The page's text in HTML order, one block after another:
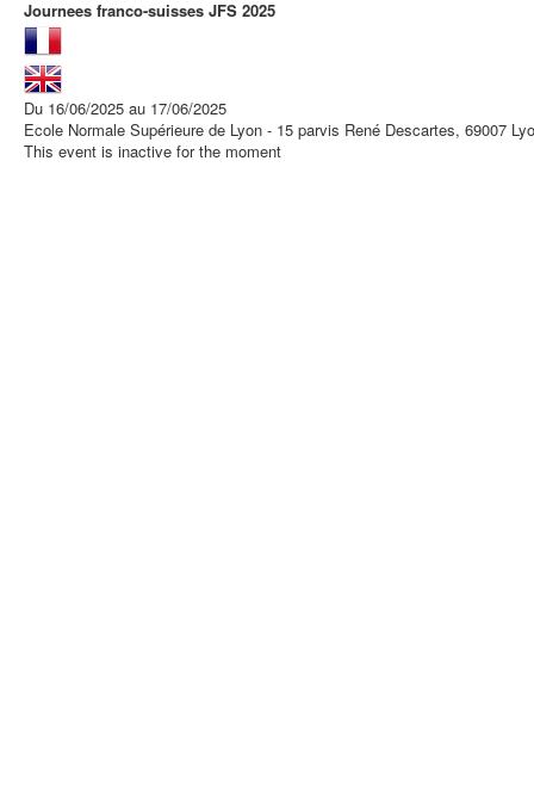
Journees franco-suisses JFS 2025
Du 16/06/2025 au 17/06/2025
Ecole Normale Supérieure de Lyon - 15 parvis René Descartes, 69007
This event is inactive for the moment